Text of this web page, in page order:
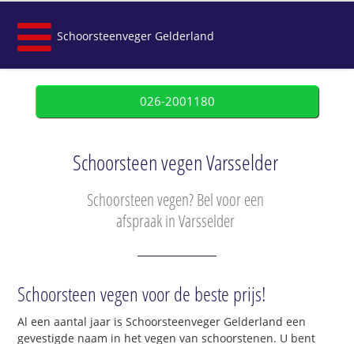
Schoorsteenveger Gelderland
026-2001180
Schoorsteen vegen Varsselder
Schoorsteen vegen? Bel voor een
afspraak in Varsselder
Schoorsteen vegen voor de beste prijs!
Al een aantal jaar is Schoorsteenveger Gelderland een
gevestigde naam in het vegen van schoorstenen. U bent